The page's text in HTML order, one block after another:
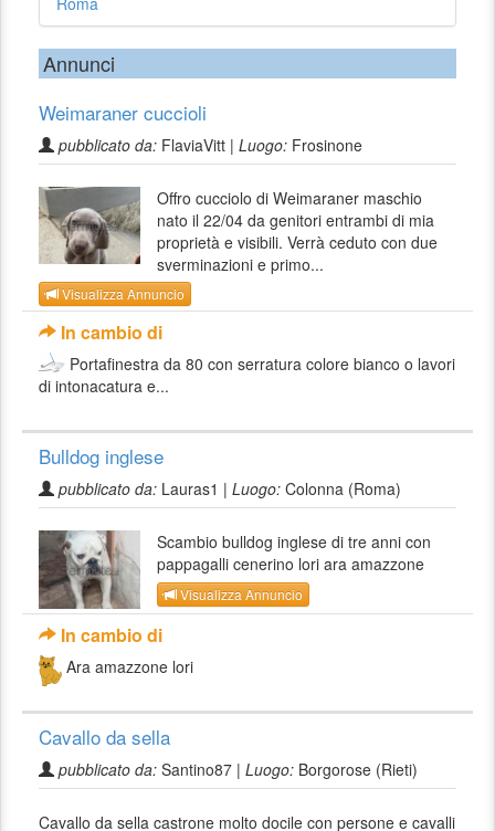
Annunci
Weimaraner cuccioli
pubblicato da: FlaviaVitt | Luogo: Frosinone
Offro cucciolo di Weimaraner maschio
nato il 22/04 da genitori entrambi di mia
proprietà e visibili. Verrà ceduto con due
sverminazioni e primo...
Visualizza Annuncio
In cambio di
Portafinestra da 80 con serratura colore bianco o lavori
di intonacatura e...
Bulldog inglese
pubblicato da: Lauras1 | Luogo: Colonna (Roma)
Scambio bulldog inglese di tre anni con
pappagalli cenerino lori ara amazzone
Visualizza Annuncio
In cambio di
Ara amazzone lori
Cavallo da sella
pubblicato da: Santino87 | Luogo: Borgorose (Rieti)
Cavallo da sella castrone molto docile con persone e cavalli